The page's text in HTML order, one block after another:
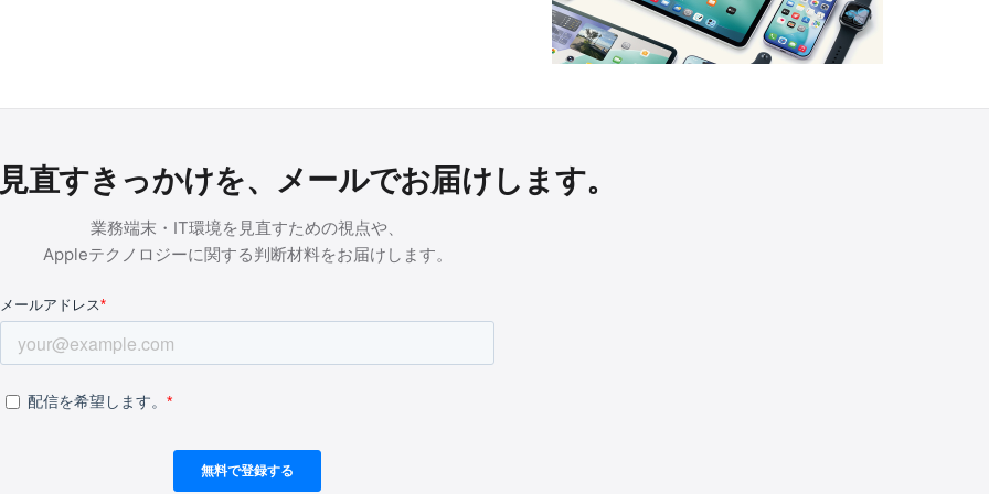
直すきっかけを、メールでお届けします。
業務端末・IT環境を見直すための視点や、
Appleテクノロジーに関する判断材料をお届けします。